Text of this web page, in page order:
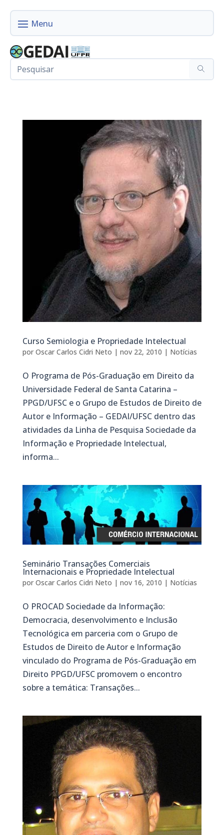
Curso Semiologia e Propriedade Intelectual
por Oscar Carlos Cidri Neto | nov 22, 2010 | Notícias
O Programa de Pós-Graduação em Direito da
Universidade Federal de Santa Catarina –
PPGD/UFSC e o Grupo de Estudos de Direito de
Autor e Informação – GEDAI/UFSC dentro das
atividades da Linha de Pesquisa Sociedade da
Informação e Propriedade Intelectual,
informa...
Seminário Transações Comerciais
Internacionais e Propriedade Intelectual
por Oscar Carlos Cidri Neto | nov 16, 2010 | Notícias
O PROCAD Sociedade da Informação:
Democracia, desenvolvimento e Inclusão
Tecnológica em parceria com o Grupo de
Estudos de Direito de Autor e Informação
vinculado do Programa de Pós-Graduação em
Direito PPGD/UFSC promovem o encontro
sobre a temática: Transações...